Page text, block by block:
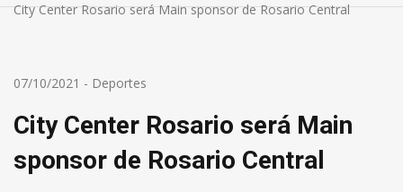
City Center Rosario será Main sponsor de Rosario Central
07/10/2021 - Deportes
City Center Rosario será Main
sponsor de Rosario Central